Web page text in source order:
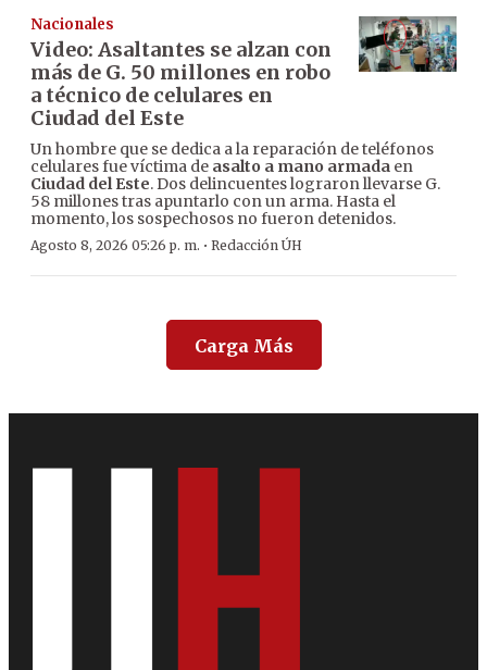
Nacionales
Video: Asaltantes se alzan con
más de G. 50 millones en robo
a técnico de celulares en
Ciudad del Este
Un hombre que se dedica a la reparación de teléfonos
celulares fue víctima de asalto a mano armada en
Ciudad del Este. Dos delincuentes lograron llevarse G.
58 millones tras apuntarlo con un arma. Hasta el
momento, los sospechosos no fueron detenidos.
Agosto 8, 2026 05:26 p. m. · Redacción ÚH
Carga Más